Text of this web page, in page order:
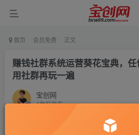
首页 会员免费 正文
赚钱社群系统运营葵花宝典，
用社群再玩一遍
宝创网
4年前发布